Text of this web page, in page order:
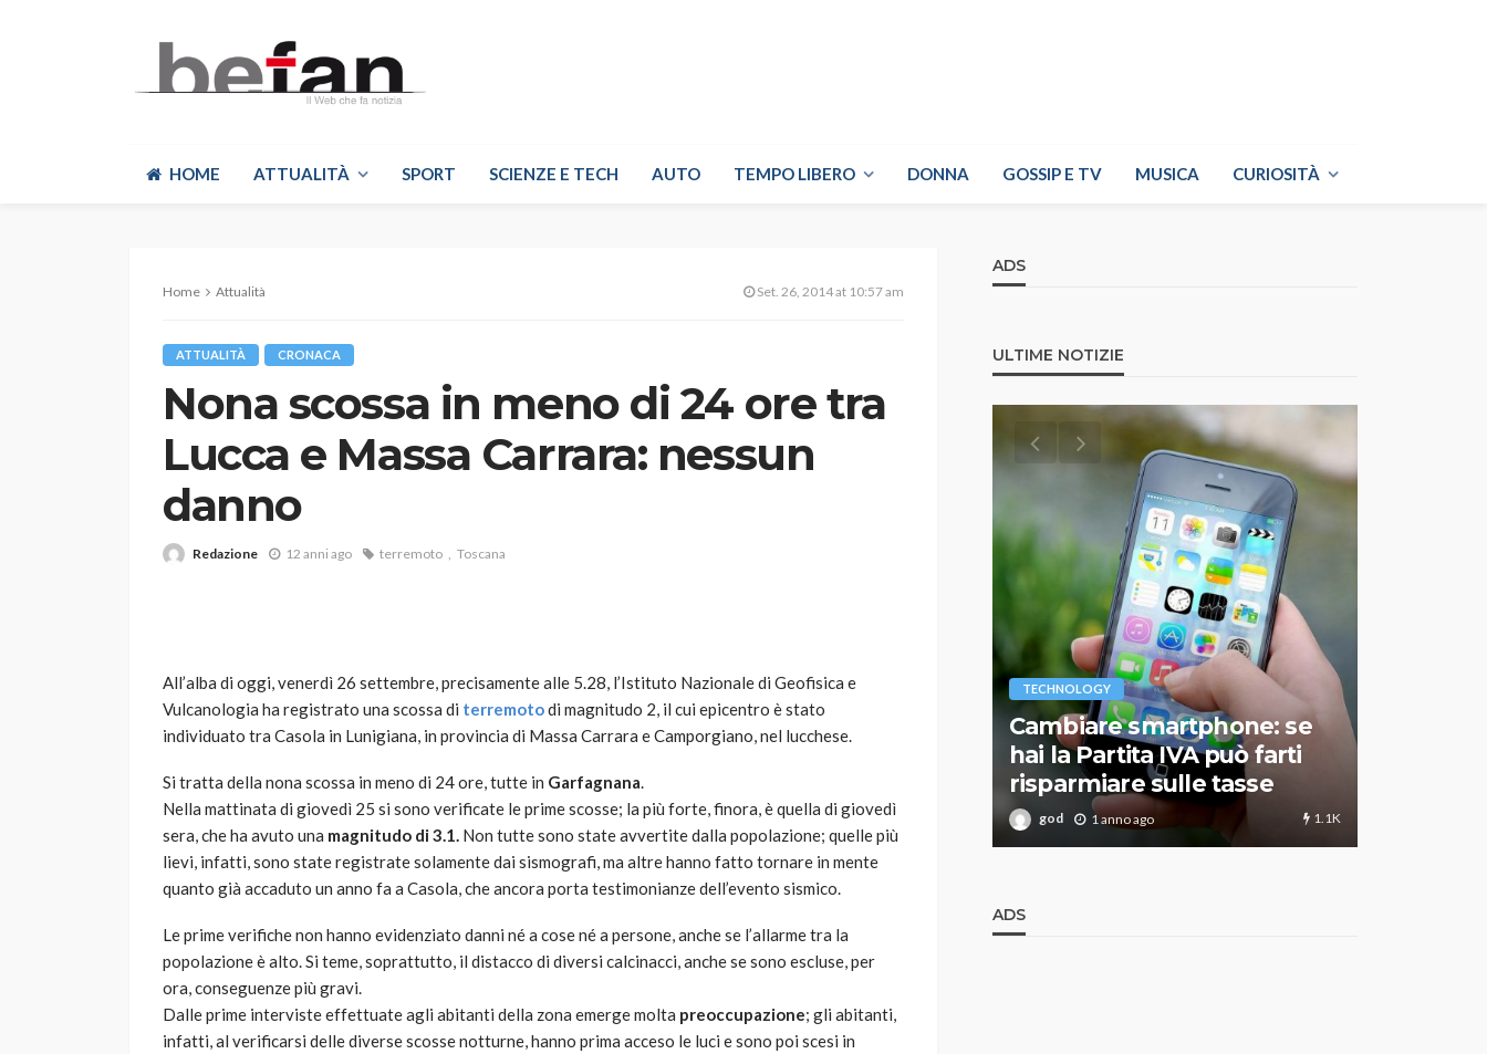
HOME ATTUALITÀ SPORT SCIENZE E TECH AUTO TEMPO LIBERO DONNA GOSSIP E TV MUSICA CURIOSITÀ
Home Attualità Set. 26, 2014 at 10:57 am
ATTUALITÀ CRONACA
Nona scossa in meno di 24 ore tra
Lucca e Massa Carrara: nessun
danno
Redazione 12 anni ago terremoto Toscana
All’alba di oggi, venerdì 26 settembre, precisamente alle 5.28, l’Istituto Nazionale di Geofisica e
Vulcanologia ha registrato una scossa di terremotodi magnitudo 2, il cui epicentro è stato
individuato tra Casola in Lunigiana, in provincia di Massa Carrara e Camporgiano, nel lucchese.
Si tratta della nona scossa in meno di 24 ore, tutte in Garfagnana.
Nella mattinata di giovedì 25 si sono verificate le prime scosse; la più forte, finora, è quella di giovedì
sera, che ha avuto una magnitudo di 3.1. Non tutte sono state avvertite dalla popolazione; quelle più
lievi, infatti, sono state registrate solamente dai sismografi, ma altre hanno fatto tornare in mente
quanto già accaduto un anno fa a Casola, che ancora porta testimonianze dell’evento sismico.
Le prime verifiche non hanno evidenziato danni né a cose né a persone, anche se l’allarme tra la
popolazione è alto. Si teme, soprattutto, il distacco di diversi calcinacci, anche se sono escluse, per
ora, conseguenze più gravi.
Dalle prime interviste effettuate agli abitanti della zona emerge molta preoccupazione; gli abitanti,
infatti, al verificarsi delle diverse scosse notturne, hanno prima acceso le luci e sono poi scesi in
ADS
ULTIME NOTIZIE
VARIE
Robot tagliaerba: quale
scegliere per il tuo prato
god 1 anno ago 789
Davis: tennis mondiale e
passione per
l’automobilismo
god 9 mesi ago
TECHNOLOGY
Cambiare smartphone: se
hai la Partita IVA può farti
risparmiare sulle tasse
god 1 anno ago 1.1K
ADS